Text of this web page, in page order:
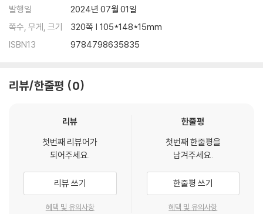
발행일
2024년 07월 01일
쪽수, 무게, 크기
320쪽 | 105*148*15mm
ISBN13
9784798635835
리뷰/한줄평 0
리뷰
첫번째 리뷰어가
되어주세요.
리뷰 쓰기
혜택 및 유의사항
한줄평
첫번째 한줄평을
남겨주세요.
한줄평 쓰기
혜택 및 유의사항